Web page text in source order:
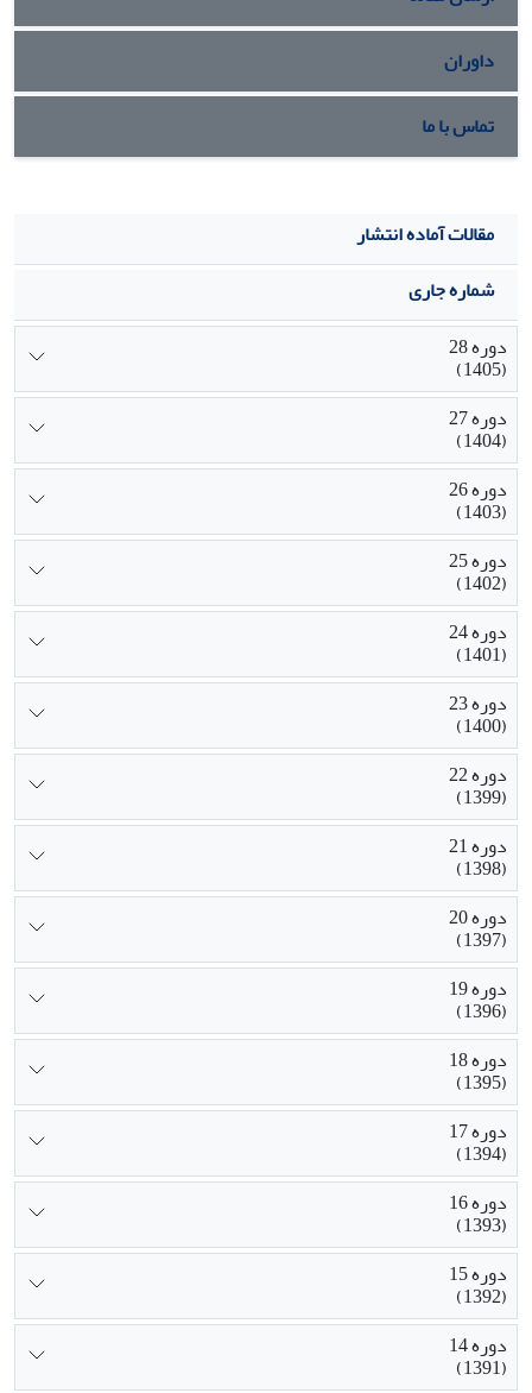
شود.
داوران
تماس با ما
مقالات آماده انتشار
شماره جاری
دوره 28
(1405)
دوره 27
(1404)
دوره 26
(1403)
دوره 25
(1402)
دوره 24
(1401)
دوره 23
(1400)
دوره 22
(1399)
دوره 21
(1398)
دوره 20
(1397)
دوره 19
(1396)
دوره 18
(1395)
دوره 17
(1394)
دوره 16
(1393)
دوره 15
(1392)
دوره 14
(1391)